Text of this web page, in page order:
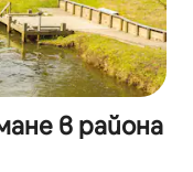
в района